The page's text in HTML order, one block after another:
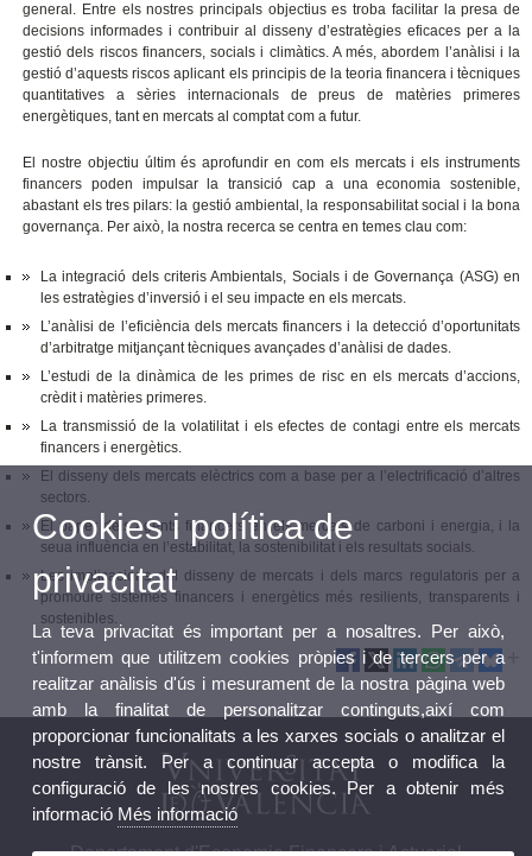
general. Entre els nostres principals objectius es troba facilitar la presa de
decisions informades i contribuir al disseny d’estratègies eficaces per a la
gestió dels riscos financers, socials i climàtics. A més, abordem l’anàlisi i la
gestió d’aquests riscos aplicant els principis de la teoria financera i tècniques
quantitatives a sèries internacionals de preus de matèries primeres
energètiques, tant en mercats al comptat com a futur.
El nostre objectiu últim és aprofundir en com els mercats i els instruments
financers poden impulsar la transició cap a una economia sostenible,
abastant els tres pilars: la gestió ambiental, la responsabilitat social i la bona
governança. Per això, la nostra recerca se centra en temes clau com:
La integració dels criteris Ambientals, Socials i de Governança (ASG) en
les estratègies d’inversió i el seu impacte en els mercats.
L’anàlisi de l’eficiència dels mercats financers i la detecció d’oportunitats
d’arbitratge mitjançant tècniques avançades d’anàlisi de dades.
L’estudi de la dinàmica de les primes de risc en els mercats d’accions,
crèdit i matèries primeres.
La transmissió de la volatilitat i els efectes de contagi entre els mercats
financers i energètics.
El disseny dels mercats elèctrics com a base per a l’electrificació d’altres
sectors.
El paper dels agents financers en els mercats de carboni i energia, i la
seua influència en l’estabilitat, la sostenibilitat i els resultats socials.
Les implicacions del disseny de mercats i dels marcs regulatoris per a
promoure sistemes financers i energètics més resilients, transparents i
sostenibles.
Cookies i política de
privacitat
La teva privacitat és important per a nosaltres. Per això,
t'informem que utilitzem cookies pròpies i de tercers per a
realitzar anàlisis d'ús i mesurament de la nostra pàgina web
amb la finalitat de personalitzar continguts,així com
proporcionar funcionalitats a les xarxes socials o analitzar el
nostre trànsit. Per a continuar accepta o modifica la
configuració de les nostres cookies. Per a obtenir més
informació Més informació